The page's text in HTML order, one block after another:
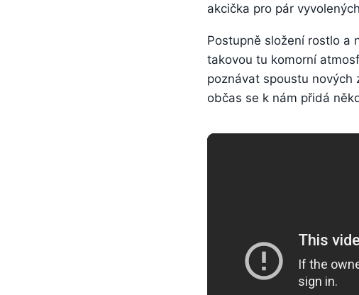
akcička pro pár vyvolených
Postupně složení rostlo a
takovou tu komorní
poznávat spoustu nových
občas se k nám přidá